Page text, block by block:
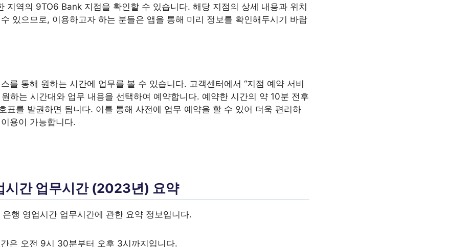
지역의 9TO6 Bank 지점을 확인할 수 있습니다. 해당 지점의 상세 내용과 위치
있으므로, 이용하고자 하는 분들은 앱을 통해 미리 정보를 확인해두시기 바랍
를 통해 원하는 시간에 업무를 볼 수 있습니다. 고객센터에서 “지점 예약 서비
원하는 시간대와 업무 내용을 선택하여 예약합니다. 예약한 시간의 약 10분 전후
표를 발권하면 됩니다. 이를 통해 사전에 업무 예약을 할 수 있어 더욱 편리하
용이 가능합니다.
시간 업무시간 (2023년) 요약
행 영업시간 업무시간에 관한 요약 정보입니다.
은 오전 9시 30분부터 오후 3시까지입니다.